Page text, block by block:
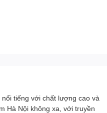
tiếng với chất lượng cao và
Hà Nội không xa, với truyền